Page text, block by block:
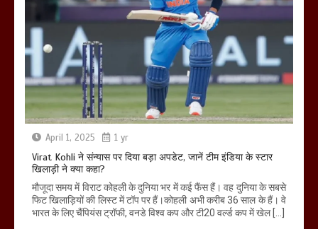
April 1, 2025 1 yr
Virat Kohli ने संन्यास पर दिया बड़ा अपडेट, जानें टीम इंडिया के स्टार
खिलाड़ी ने क्या कहा?
मौजूदा समय में विराट कोहली के दुनिया भर में कई फैंस हैं। वह दुनिया के सबसे
फिट खिलाड़ियों की लिस्ट में टॉप पर हैं।कोहली अभी करीब 36 साल के हैं। वे
भारत के लिए चैंपियंस ट्रॉफी, वनडे विश्व कप और टी20 वर्ल्ड कप में खेल […]